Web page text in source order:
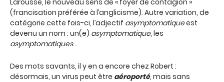
Larousse, le nouveau sens de « foyer de contagion »
(francisation préférée à l’anglicisme). Autre variation, de
catégorie cette fois-ci, l’adjectif asymptomatiqueest
devenu un nom : un(e) asymptomatique, les
asymptomatiques…
Des mots savants, il y en a encore chez Robert :
désormais, un virus peut être aéroporté, mais sans